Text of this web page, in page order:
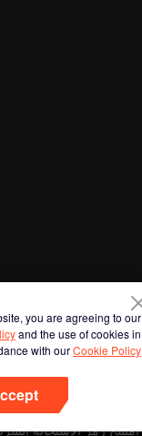
you are agreeing to our
and the use of cookies in
with ourCookie Policy.
امسح رمز الاستجابة